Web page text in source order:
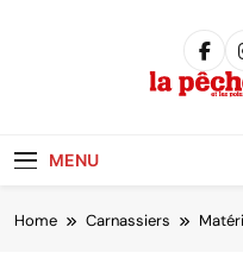
MENU
Home Carnassiers